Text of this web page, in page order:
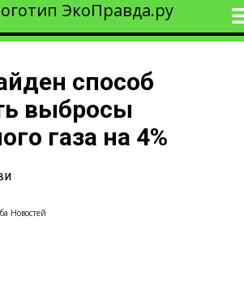
способ
выбросы
газа на 4%
Новостей